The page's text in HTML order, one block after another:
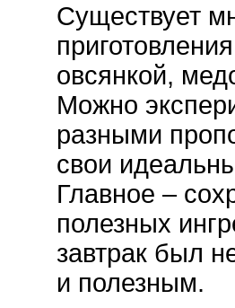
Существует
овсянкой,
Можно
разными
свои
Главное –
полезных
завтрак был
и полезным.